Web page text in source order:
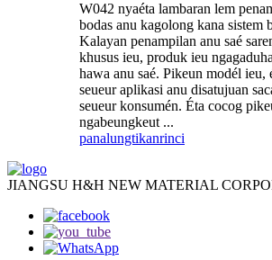
W042 nyaéta lambaran lem
bodas anu kagolong kana sistem
Kalayan penampilan anu saé
khusus ieu, produk ieu
hawa anu saé. Pikeun modél ieu,
seueur aplikasi anu disatujuan
seueur konsumén. Éta cocog
ngabeungkeut ...
panalungtikanrinci
JIANGSU H&H NEW MATERIAL